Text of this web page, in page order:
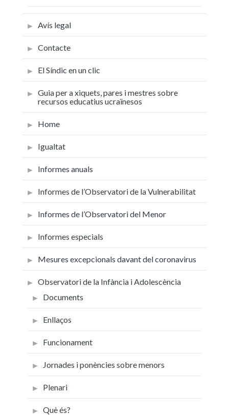
Avís legal
Contacte
El Síndic en un clic
Guia per a xiquets, pares i mestres sobre
recursos educatius ucraïnesos
Home
Igualtat
Informes anuals
Informes de l’Observatori de la Vulnerabilitat
Informes de l’Observatori del Menor
Informes especials
Mesures excepcionals davant del coronavirus
Observatori de la Infància i Adolescència
Documents
Enllaços
Funcionament
Jornades i ponències sobre menors
Plenari
Què és?